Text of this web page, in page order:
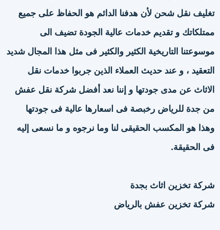
تغليف نقل شحن لأن هدفنا الدائم هو الحفاظ على جميع
ممتلكاتك و تقديم خدمات عالية الجودة تضيف الى
موسوعتنا التاريخية الكثير والكثير فى مثل هذا المجال شديد
التعقيد ، و عند حديث العملاء الذين جربوا خدمات نقل
الاثاث عن مدى جودتها و إننا نعد أفضل شركة نقل عفش
من جدة للرياض رخبصة فى اسعارها عالية فى جودتها
وهذا هو المكسب الحقيقى لنا وما نرجوه و ما نسعى إليه
فى الحقيقة.
شركة تخزين اثاث بجدة
شركة تخزين عفش بالرياض